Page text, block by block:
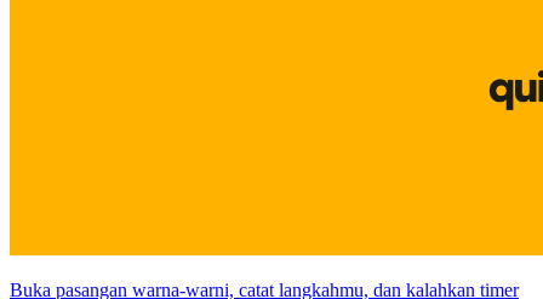
Buka pasangan warna-warni, catat langkahmu, dan kalahkan timer